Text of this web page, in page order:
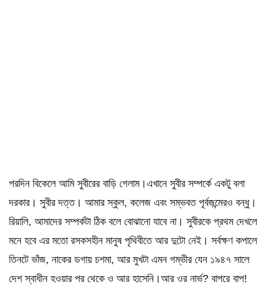
পরদিন বিকেলে আমি সুবীরের বাড়ি গেলাম।এখানে সুবীর সম্পর্কে একটু বলা
দরকার। সুবীর দত্ত। আমার স্কুল, কলেজ এবং সম্ভবত পূর্বজন্মেরও বন্ধু।
রিয়ালি, আমাদের সম্পর্কটা ঠিক বলে বোঝানো যাবে না। সুবীরকে প্রথম দেখলে
মনে হবে এর মতো রসকসহীন মানুষ পৃথিবীতে আর দুটো নেই। সর্বক্ষণ কপালে
তিনটে ভাঁজ, নাকের ডগায় চশমা, আর মুখটা এমন গম্ভীর যেন ১৯৪৭ সালে
দেশ স্বাধীন হওয়ার পর থেকে ও আর হাসেনি।আর ওর নার্ভ? বাপরে বাপ!